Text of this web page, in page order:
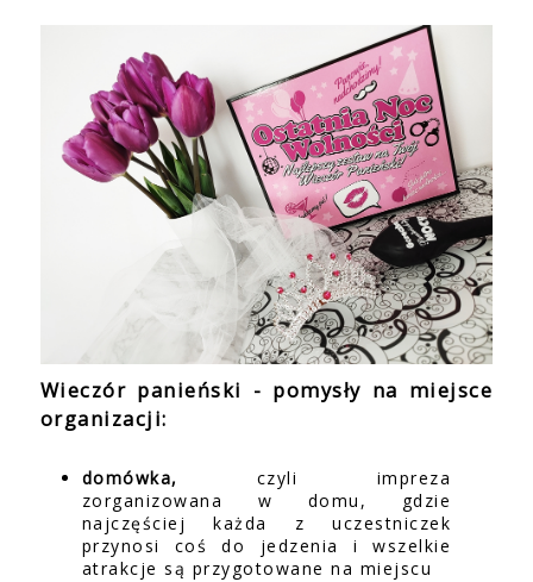
Wieczór panieński - pomysły na miejsce
organizacji:
domówka,
czyli impreza
zorganizowana w domu, gdzie
najczęściej każda z uczestniczek
przynosi coś do jedzenia i wszelkie
atrakcje są przygotowane na miejscu